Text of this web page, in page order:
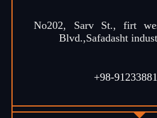
No202, Sarv St., firt
Blvd.,Safadasht
+98-